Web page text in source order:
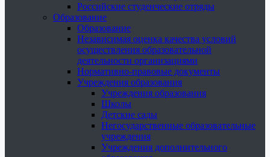
Российские студенческие отряды
Образование
Образование
Независимая оценка качества условий
осуществления образовательной
деятельности организациями
Нормативно-правовые документы
Учреждения образования
Учреждения образования
Школы
Детские сады
Негосударственные образовательные
учреждения
Учреждения дополнительного